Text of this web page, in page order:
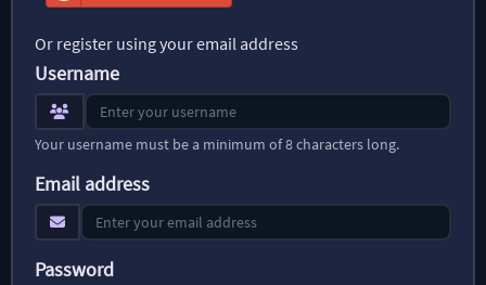
Or register using your email address
Username
Your username must be a minimum of 8 characters long.
Email address
Password